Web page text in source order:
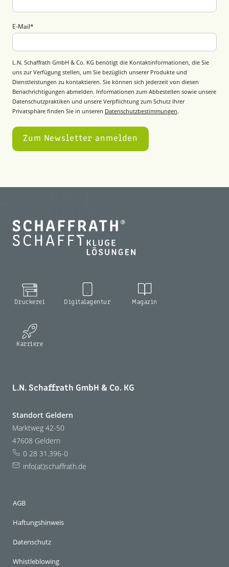
E-Mail*
L.N. Schaffrath GmbH & Co. KG benötigt die Kontaktinformationen, die Sie
uns zur Verfügung stellen, um Sie bezüglich unserer Produkte und
Dienstleistungen zu kontaktieren. Sie können sich jederzeit von diesen
Benachrichtigungen abmelden. Informationen zum Abbestellen sowie unsere
Datenschutzpraktiken und unsere Verpflichtung zum Schutz Ihrer
Privatsphäre finden Sie in unseren Datenschutzbestimmungen.
Druckerei Digitalagentur Magazin
Karriere
L.N. Schaffrath GmbH & Co. KG
Standort Geldern
Marktweg 42-50
47608 Geldern
0 28 31.396-0
info(at)schaffrath.de
AGB
Haftungshinweis
Datenschutz
Whistleblowing